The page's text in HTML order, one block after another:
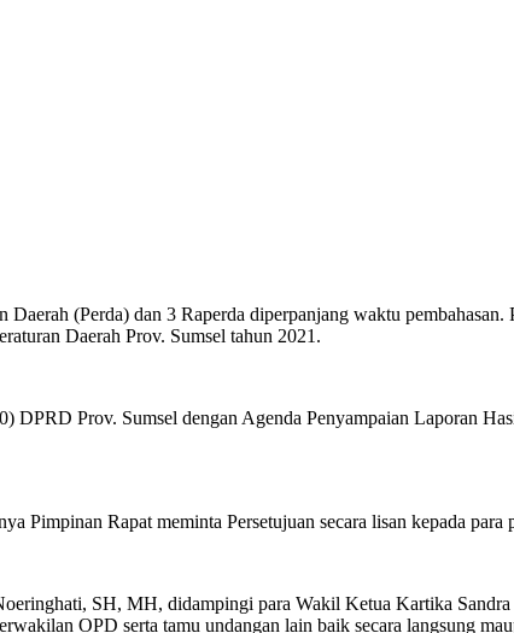
(Perda) dan 3 Raperda diperpanjang waktu
Daerah Prov. Sumsel tahun 2021.
Prov. Sumsel dengan Agenda Penyampaian Laporan
Pimpinan Rapat meminta Persetujuan secara lisan kepada para
SH, MH, didampingi para Wakil Ketua Kartika
OPD serta tamu undangan lain baik secara langsung